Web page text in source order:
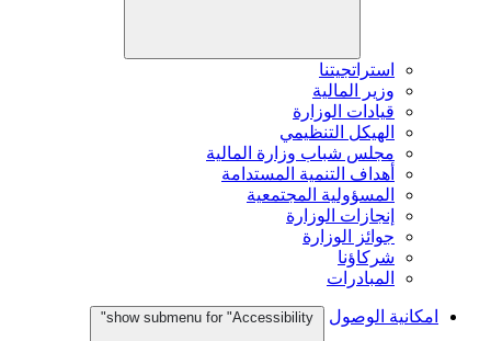
استراتجيتنا
وزير المالية
قيادات الوزارة
الهيكل التنظيمي
مجلس شباب وزارة المالية
أهداف التنمية المستدامة
المسؤولية المجتمعية
إنجازات الوزارة
جوائز الوزارة
شركاؤنا
المبادرات
امكانية الوصول show submenu for "Accessibility"